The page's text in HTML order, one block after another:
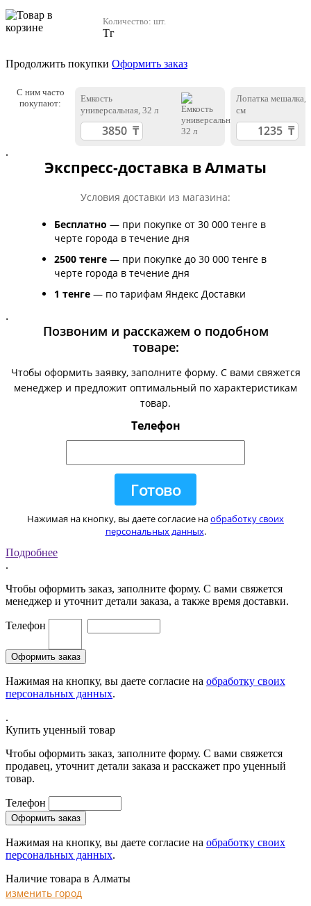
Количество: шт.
Тг
Продолжить покупки Оформить заказ
С ним часто
покупают:
Емкость
универсальная, 32 л
Лопатка мешалка,
см
.
Экспресс-доставка в Алматы
Условия доставки из магазина:
Бесплатно — при покупке от 30 000 тенге в
черте города в течение дня
2500 тенге — при покупке до 30 000 тенге в
черте города в течение дня
1 тенге — по тарифам Яндекс Доставки
.
Позвоним и расскажем о подобном
товаре:
Чтобы оформить заявку, заполните форму. С вами свяжется
менеджер и предложит оптимальный по характеристикам
товар.
Телефон
Нажимая на кнопку, вы даете согласие наобработку своих
персональных данных.
Подробнее
.
Чтобы оформить заказ, заполните форму. С вами свяжется
менеджер и уточнит детали заказа, а также время доставки.
Телефон
Нажимая на кнопку, вы даете согласие на обработку своих
персональных данных.
.
Купить уценный товар
Чтобы оформить заказ, заполните форму. С вами свяжется
продавец, уточнит детали заказа и расскажет про уценный
товар.
Телефон
Нажимая на кнопку, вы даете согласие на обработку своих
персональных данных.
Наличие товара в Алматы
изменить город